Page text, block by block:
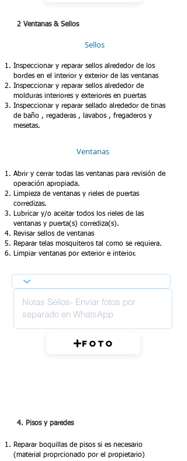
2 Ventanas & Sellos
Sellos
Inspeccionar y reparar sellos alrededor de los
bordes en el interior y exterior de las ventanas
Inspeccionar y reparar sellos alrededor de
molduras interiores y exteriores en puertas
Inspeccionar y reparar sellado alrededor de tinas
de baño , regaderas , lavabos , fregaderos y
mesetas.
Ventanas
Abrir y cerrar todas las ventanas para revisión de
operación apropiada.
Limpieza de ventanas y rieles de puertas
corredizas.
Lubricar y/o aceitar todos los rieles de las
ventanas y puerta(s) corrediza(s).
Revisar sellos de ventanas
Reparar telas mosquiteros tal como se requiera.
Limpiar ventanas por exterior e interior.
Foto
4. Pisos y paredes
Reparar boquillas de pisos si es necesario
(material proprcionado por el propietario)